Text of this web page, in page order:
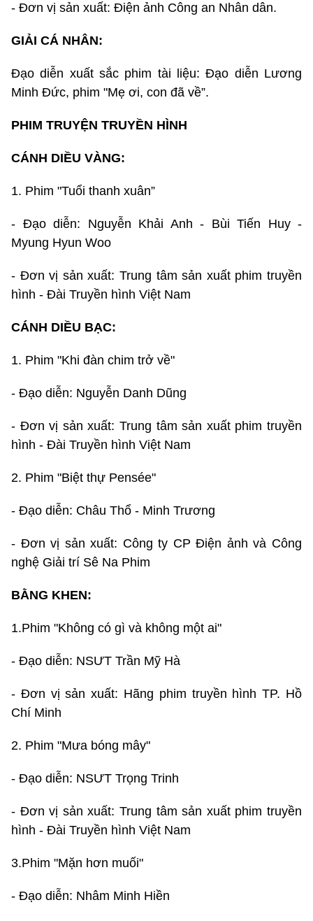
- Đơn vị sản xuất: Điện ảnh Công an Nhân dân.
GIẢI CÁ NHÂN:
Đạo diễn xuất sắc phim tài liệu: Đạo diễn Lương
Minh Đức, phim "Mẹ ơi, con đã về”.
PHIM TRUYỆN TRUYỀN HÌNH
CÁNH DIỀU VÀNG:
1. Phim "Tuổi thanh xuân”
- Đạo diễn: Nguyễn Khải Anh - Bùi Tiến Huy -
Myung Hyun Woo
- Đơn vị sản xuất: Trung tâm sản xuất phim truyền
hình - Đài Truyền hình Việt Nam
CÁNH DIỀU BẠC:
1. Phim "Khi đàn chim trở về"
- Đạo diễn: Nguyễn Danh Dũng
- Đơn vị sản xuất: Trung tâm sản xuất phim truyền
hình - Đài Truyền hình Việt Nam
2. Phim "Biệt thự Pensée"
- Đạo diễn: Châu Thổ - Minh Trương
- Đơn vị sản xuất: Công ty CP Điện ảnh và Công
nghệ Giải trí Sê Na Phim
BẰNG KHEN:
1.Phim "Không có gì và không một ai"
- Đạo diễn: NSƯT Trần Mỹ Hà
- Đơn vị sản xuất: Hãng phim truyền hình TP. Hồ
Chí Minh
2. Phim "Mưa bóng mây"
- Đạo diễn: NSƯT Trọng Trinh
- Đơn vị sản xuất: Trung tâm sản xuất phim truyền
hình - Đài Truyền hình Việt Nam
3.Phim "Mặn hơn muối"
- Đạo diễn: Nhâm Minh Hiền